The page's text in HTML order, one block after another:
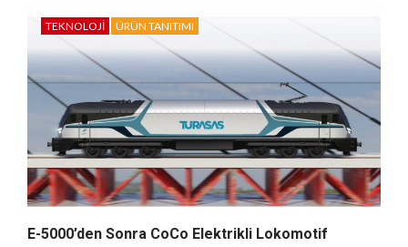
TEKNOLOJI ÜRÜN TANITIMI
E-5000’den Sonra CoCo Elektrikli Lokomotif